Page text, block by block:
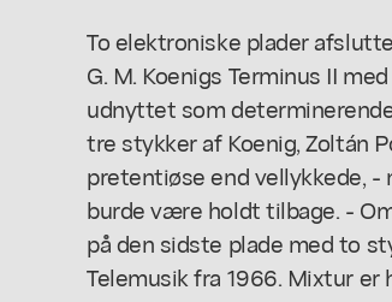
To elektroniske plader
G. M. Koenigs Terminus II
udnyttet som
tre stykker af Koenig, Zoltán
pretentiøse end vellykkede, -
burde være holdt tilbage. -
på den sidste plade med to
Telemusik fra 1966. Mixtur